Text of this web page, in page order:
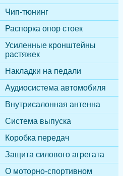
Чип-тюнинг
Распорка опор стоек
Усиленные кронштейны
растяжек
Накладки на педали
Аудиосистема автомобиля
Внутрисалонная антенна
Cистема выпуска
Коробка передач
Защита силового агрегата
О моторно-спортивном